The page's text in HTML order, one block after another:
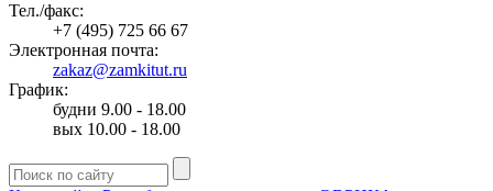
Тел./факс:
+7 (495) 725 66 67
Электронная почта:
zakaz@zamkitut.ru
График:
будни 9.00 - 18.00
вых 10.00 - 18.00